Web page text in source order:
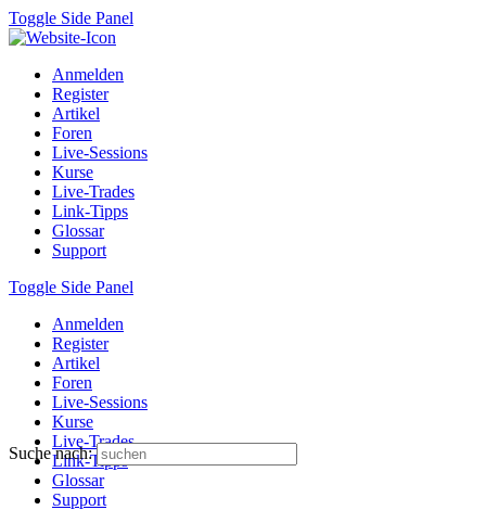
Toggle Side Panel
Anmelden
Register
Artikel
Foren
Live-Sessions
Kurse
Live-Trades
Link-Tipps
Glossar
Support
Toggle Side Panel
Anmelden
Register
Artikel
Foren
Live-Sessions
Kurse
Live-Trades
Link-Tipps
Glossar
Support
Suche nach: